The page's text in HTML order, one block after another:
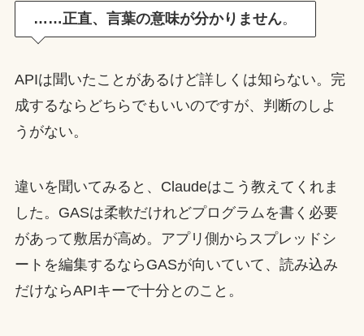
……正直、言葉の意味が分かりません。
APIは聞いたことがあるけど詳しくは知らない。完
成するならどちらでもいいのですが、判断のしよ
うがない。
違いを聞いてみると、Claudeはこう教えてくれま
した。GASは柔軟だけれどプログラムを書く必要
があって敷居が高め。アプリ側からスプレッドシ
ートを編集するならGASが向いていて、読み込み
だけならAPIキーで十分とのこと。